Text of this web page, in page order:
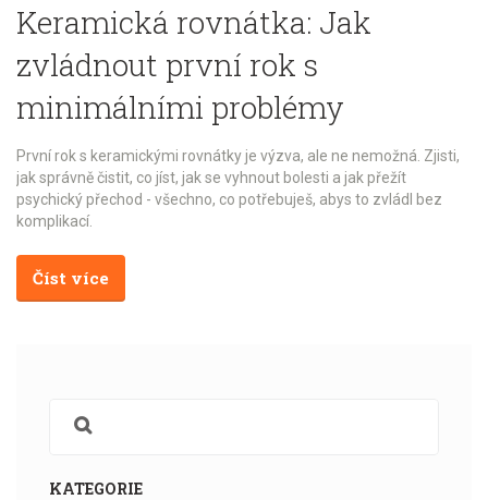
Keramická rovnátka: Jak
zvládnout první rok s
minimálními problémy
První rok s keramickými rovnátky je výzva, ale ne nemožná. Zjisti,
jak správně čistit, co jíst, jak se vyhnout bolesti a jak přežít
psychický přechod - všechno, co potřebuješ, abys to zvládl bez
komplikací.
Číst více
KATEGORIE